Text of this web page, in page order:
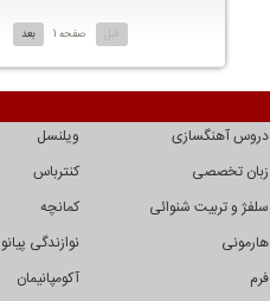
قبل صفحه 1 بعد
دروس آهنگسازی
زبان تخصصی
سلفژ و تربیت شنوائی
هارمونی
فرم
ویلنسل
کنترباس
کمانچه
نوازندگی پیانو
آکومپانیمان